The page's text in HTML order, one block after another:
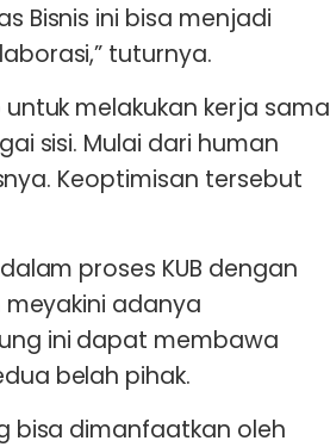
Bisnis ini bisa menjadi
tuturnya.
melakukan kerja sama
sisi. Mulai dari human
Keoptimisan tersebut
proses KUB dengan
meyakini adanya
ini dapat membawa
belah pihak.
bisa dimanfaatkan oleh